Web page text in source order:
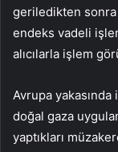
geriledikten sonra
endeks vadeli
alıcılarla işlem
Avrupa
doğal gaza
yaptıkları